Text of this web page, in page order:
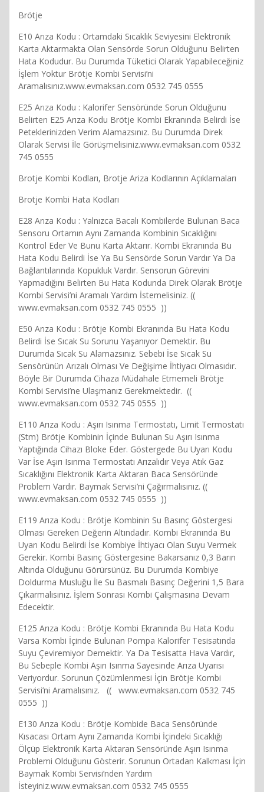
Brötje
E10 Arıza Kodu : Ortamdaki Sıcaklık Seviyesini Elektronik
Karta Aktarmakta Olan Sensörde Sorun Olduğunu Belirten
Hata Kodudur. Bu Durumda Tüketici Olarak Yapabileceğiniz
İşlem Yoktur Brötje Kombi Servisi’ni
Aramalısınız.www.evmaksan.com 0532 745 0555
E25 Arıza Kodu : Kalorifer Sensöründe Sorun Olduğunu
Belirten E25 Arıza Kodu Brötje Kombi Ekranında Belirdi İse
Peteklerinizden Verim Alamazsınız. Bu Durumda Direk
Olarak Servisi İle Görüşmelisiniz.www.evmaksan.com 0532
745 0555
Brotje Kombi Kodları, Brotje Ariza Kodlarının Açıklamaları
Brotje Kombi Hata Kodları
E28 Arıza Kodu : Yalnızca Bacalı Kombilerde Bulunan Baca
Sensoru Ortamın Aynı Zamanda Kombinin Sıcaklığını
Kontrol Eder Ve Bunu Karta Aktarır. Kombi Ekranında Bu
Hata Kodu Belirdi İse Ya Bu Sensörde Sorun Vardır Ya Da
Bağlantılarında Kopukluk Vardır. Sensorun Görevini
Yapmadığını Belirten Bu Hata Kodunda Direk Olarak Brötje
Kombi Servisi’ni Aramalı Yardım İstemelisiniz. ((
www.evmaksan.com 0532 745 0555 ))
E50 Arıza Kodu : Brötje Kombi Ekranında Bu Hata Kodu
Belirdi İse Sıcak Su Sorunu Yaşanıyor Demektir. Bu
Durumda Sıcak Su Alamazsınız. Sebebi İse Sıcak Su
Sensörünün Arızalı Olması Ve Değişime İhtiyacı Olmasıdır.
Böyle Bir Durumda Cihaza Müdahale Etmemeli Brötje
Kombi Servisi’ne Ulaşmanız Gerekmektedir. ((
www.evmaksan.com 0532 745 0555 ))
E110 Arıza Kodu : Aşırı Isınma Termostatı, Limit Termostatı
(Stm) Brötje Kombinin İçinde Bulunan Su Aşırı Isınma
Yaptığında Cihazı Bloke Eder. Göstergede Bu Uyarı Kodu
Var İse Aşırı Isınma Termostatı Arızalıdır Veya Atık Gaz
Sıcaklığını Elektronik Karta Aktaran Baca Sensöründe
Problem Vardır. Baymak Servisi’ni Çağırmalısınız. ((
www.evmaksan.com 0532 745 0555 ))
E119 Arıza Kodu : Brötje Kombinin Su Basınç Göstergesi
Olması Gereken Değerin Altındadır. Kombi Ekranında Bu
Uyarı Kodu Belirdi İse Kombiye İhtiyacı Olan Suyu Vermek
Gerekir. Kombi Basınç Göstergesine Bakarsanız 0,3 Barın
Altında Olduğunu Görürsünüz. Bu Durumda Kombiye
Doldurma Musluğu İle Su Basmalı Basınç Değerini 1,5 Bara
Çıkarmalısınız. İşlem Sonrası Kombi Çalışmasına Devam
Edecektir.
E125 Arıza Kodu : Brötje Kombi Ekranında Bu Hata Kodu
Varsa Kombi İçinde Bulunan Pompa Kalorifer Tesisatında
Suyu Çeviremiyor Demektir. Ya Da Tesisatta Hava Vardır,
Bu Sebeple Kombi Aşırı Isınma Sayesinde Arıza Uyarısı
Veriyordur. Sorunun Çözümlenmesi İçin Brötje Kombi
Servisi’ni Aramalısınız. (( www.evmaksan.com 0532 745
0555 ))
E130 Arıza Kodu : Brötje Kombide Baca Sensöründe
Kısacası Ortam Aynı Zamanda Kombi İçindeki Sıcaklığı
Ölçüp Elektronik Karta Aktaran Sensöründe Aşırı Isınma
Problemi Olduğunu Gösterir. Sorunun Ortadan Kalkması İçin
Baymak Kombi Servisi’nden Yardım
İsteyiniz.www.evmaksan.com 0532 745 0555